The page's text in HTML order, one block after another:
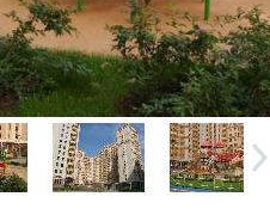
Изменено: 19.04.2022 Просмотров